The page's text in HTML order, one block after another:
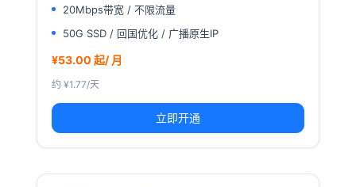
20Mbps带宽 / 不限流量
50G SSD / 回国优化 / 广播原生IP
¥53.00 起/ 月
约 ¥1.77/天
立即开通